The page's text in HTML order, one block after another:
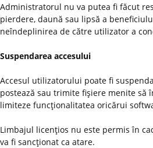
Administratorul nu va putea fi făcut
pierdere, daună sau lipsă a
neîndeplinirea de către utilizator a
Suspendarea accesului
Accesul utilizatorului poate fi
postează sau trimite fişiere menite să
limiteze funcţionalitatea oricărui
Limbajul licenţios nu este permis în
va fi sancţionat ca atare.